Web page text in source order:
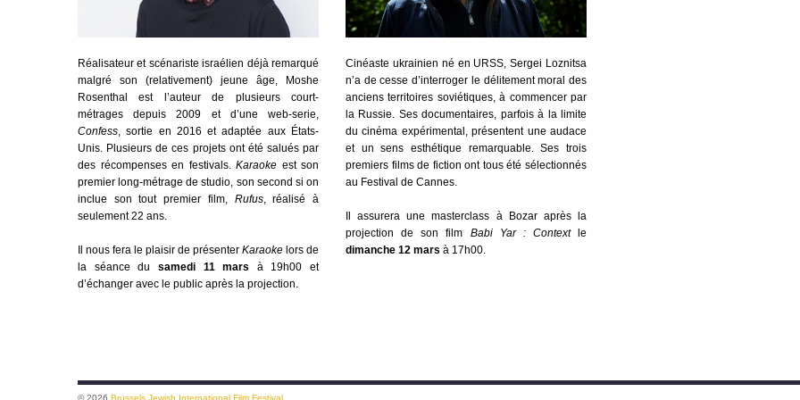
Réalisateur et scénariste israélien déjà remarqué
malgré son (relativement) jeune âge, Moshe
Rosenthal est l’auteur de plusieurs court-
métrages depuis 2009 et d’une web-serie,
Confess , sortie en 2016 et adaptée aux États-
Unis. Plusieurs de ces projets ont été salués par
des récompenses en festivals. Karaoke est son
premier long-métrage de studio, son second si on
inclue son tout premier film, Rufus, réalisé à
seulement 22 ans.
Il nous fera le plaisir de présenter Karaoke lors de
la séance du samedi 11 mars à 19h00 et
d’échanger avec le public après la projection.
Cinéaste ukrainien né en URSS, Sergei Loznitsa
n’a de cesse d’interroger le délitement moral des
anciens territoires soviétiques, à commencer par
la Russie. Ses documentaires, parfois à la limite
du cinéma expérimental, présentent une audace
et un sens esthétique remarquable. Ses trois
premiers films de fiction ont tous été sélectionnés
au Festival de Cannes.
Il assurera une masterclass à Bozar après la
projection de son film Babi Yar : Contextle
dimanche 12 mars à 17h00.
© 2026 Brussels Jewish International Film Festival